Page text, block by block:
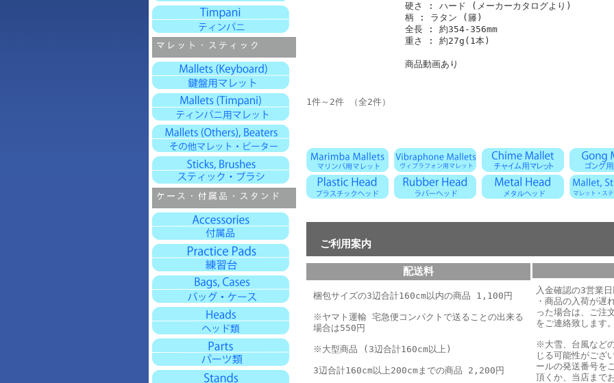
硬さ : ハード (メーカーカタログより)
柄 : ラタン (籐)
全長 : 約354-356mm
重さ : 約27g(1本)
商品動画あり
1件～2件 （全2件）
ご利用案内
配送料
梱包サイズの3辺合計160cm以内の商品 1,100円
※ヤマト運輸 宅急便コンパクトで送ることの出来る
場合は550円
※大型商品 (3辺合計160cm以上)
3辺合計160cm以上200cmまでの商品 2,200円
入金確認の3営業
・商品の入荷が遅
った場合は、 ご注
をご連絡致します
※大雪、台風など
じる可能性がござ
ールの発送番号を
頂くか、当店まで